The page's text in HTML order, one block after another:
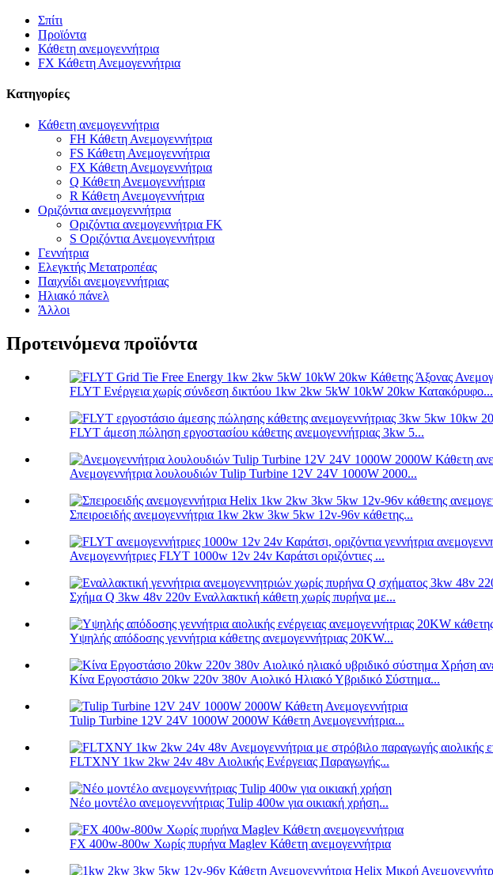
Σπίτι
Προϊόντα
Κάθετη ανεμογεννήτρια
FX Κάθετη Ανεμογεννήτρια
Κατηγορίες
Κάθετη ανεμογεννήτρια
FH Κάθετη Ανεμογεννήτρια
FS Κάθετη Ανεμογεννήτρια
FX Κάθετη Ανεμογεννήτρια
Q Κάθετη Ανεμογεννήτρια
R Κάθετη Ανεμογεννήτρια
Οριζόντια ανεμογεννήτρια
Οριζόντια ανεμογεννήτρια FK
S Οριζόντια Ανεμογεννήτρια
Γεννήτρια
Ελεγκτής Μετατροπέας
Παιχνίδι ανεμογεννήτριας
Ηλιακό πάνελ
Άλλοι
Προτεινόμενα προϊόντα
FLYT Ενέργεια χωρίς σύνδεση δικτύου 1kw 2kw 5kW 10kW 20kw Κατακόρυφο...
FLYT άμεση πώληση εργοστασίου κάθετης ανεμογεννήτριας 3kw 5...
Ανεμογεννήτρια λουλουδιών Tulip Turbine 12V 24V 1000W 2000...
Σπειροειδής ανεμογεννήτρια 1kw 2kw 3kw 5kw 12v-96v κάθετης...
Ανεμογεννήτριες FLYT 1000w 12v 24v Καράτσι οριζόντιες ...
Σχήμα Q 3kw 48v 220v Εναλλακτική κάθετη χωρίς πυρήνα με...
Υψηλής απόδοσης γεννήτρια κάθετης ανεμογεννήτριας 20KW...
Κίνα Εργοστάσιο 20kw 220v 380v Αιολικό Ηλιακό Υβριδικό Σύστημα...
Tulip Turbine 12V 24V 1000W 2000W Κάθετη Ανεμογεννήτρια...
FLTXNY 1kw 2kw 24v 48v Αιολικής Ενέργειας Παραγωγής...
Νέο μοντέλο ανεμογεννήτριας Tulip 400w για οικιακή χρήση...
FX 400w-800w Χωρίς πυρήνα Maglev Κάθετη ανεμογεννήτρια